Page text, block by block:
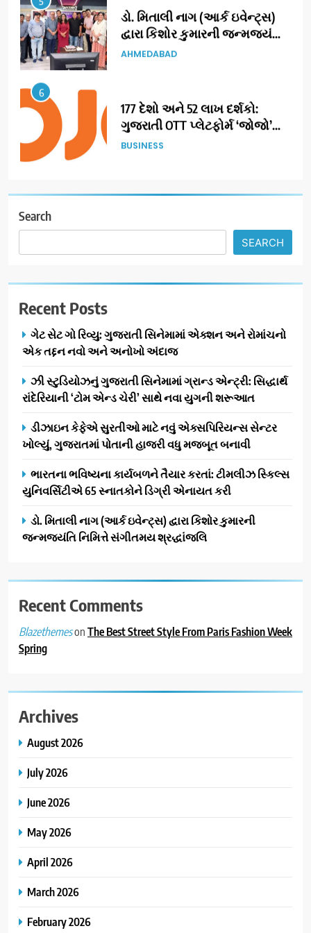
ડો. મિતાલી નાગ (આર્ક ઇવેન્ટ્સ)
દ્વારા કિશોર કુમારની જન્મજયંતિ
નિમિત્તે સંગીતમય શ્રદ્ધાંજલિ
AHMEDABAD
6
177 દેશો અને 52 લાખ દર્શકો:
ગુજરાતી OTT પ્લેટફોર્મ ‘જોજો’
(JOJO) નો વિશ્વભરમાં દબદબો
BUSINESS
અમદાવાદમાં યોજાયેલા ‘ઓકલ્ટ
ટેરોટ રીડર પુનિતજી લુલ્લા એ ટેરોટ
કાર્ડ રીડિંગ અંગે માહિતી આપી
ગ્લોબલ એક્સેલન્સ ફોરમ દ્વારા
પ્રતિષ્ઠિત કાર્યક્રમ નવી દિલ્હીમાં
સફળતાપૂર્વક યોજાયો
BUSINESS
ગેટ સેટ ગો રિવ્યુ: ગુજરાતી
સિનેમામાં એક્શન અને રોમાંચનો
અંદાજ
ENTERTAINMENT
ઝી સ્ટુડિયોઝનું ગુજરાતી સિનેમામાં
ગ્રાન્ડ એન્ટ્રી: સિદ્ધાર્થ રાંદેરિયાની
શરૂઆત
એક્સપિરિયન્સ સેન્ટર ખોલ્યું,
ગુજરાતમાં પોતાની હાજરી વધુ
મજબૂત બનાવી
BUSINESS
4
યુનિવર્સિટીએ 65 સ્નાતકોને ડિગ્રી
EDUCATION
7
Search
SEARCH
Recent Posts
ગેટ સેટ ગો રિવ્યુ: ગુજરાતી સિનેમામાં એક્શન અને રોમાંચનો
એક તદ્દન નવો અને અનોખો અંદાજ
ઝી સ્ટુડિયોઝનું ગુજરાતી સિનેમામાં ગ્રાન્ડ એન્ટ્રી: સિદ્ધાર્થ
રાંદેરિયાની ‘ટોમ એન્ડ ચેરી’ સાથે નવા યુગની શરૂઆત
ડીઝાઇન કેફેએ સુરતીઓ માટે નવું એક્સપિરિયન્સ સેન્ટર
ખોલ્યું, ગુજરાતમાં પોતાની હાજરી વધુ મજબૂત બનાવી
ભારતના ભવિષ્યના કાર્યબળને તૈયાર કરતાં: ટીમલીઝ સ્કિલ્સ
યુનિવર્સિટીએ 65 સ્નાતકોને ડિગ્રી એનાયત કરી
ડો. મિતાલી નાગ (આર્ક ઇવેન્ટ્સ) દ્વારા કિશોર કુમારની
જન્મજયંતિ નિમિત્તે સંગીતમય શ્રદ્ધાંજલિ
Recent Comments
BlazethemesonThe Best Street Style From Paris Fashion Week
Spring
Archives
August 2026
July 2026
June 2026
May 2026
April 2026
March 2026
February 2026